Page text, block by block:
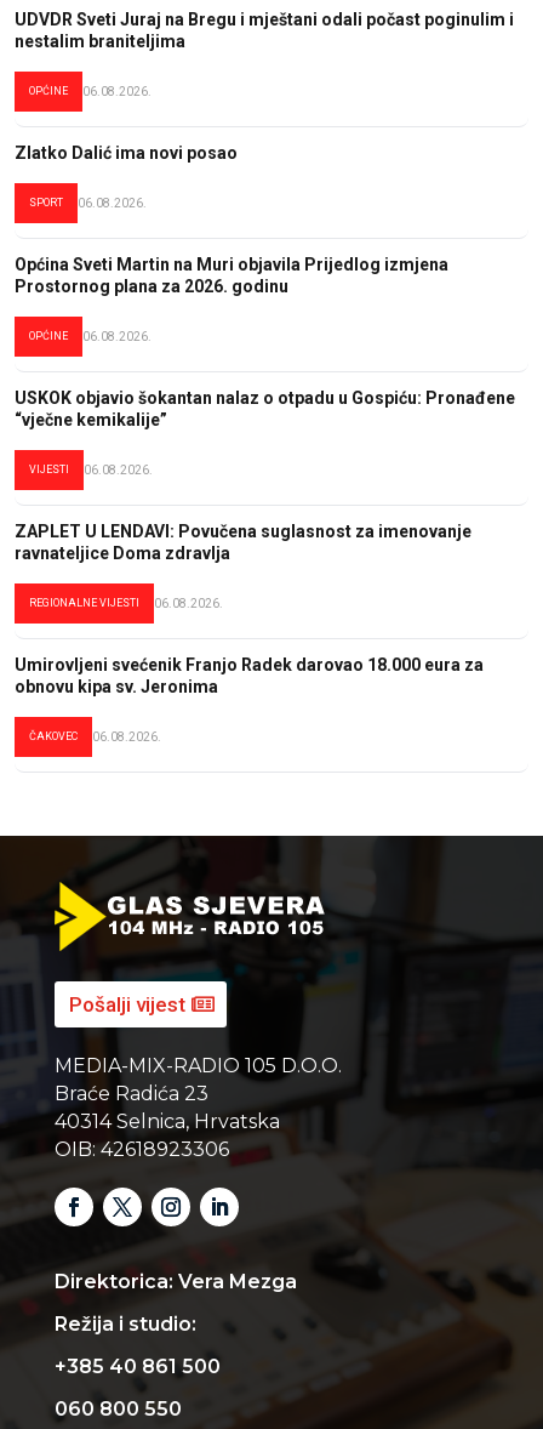
UDVDR Sveti Juraj na Bregu i mještani odali počast poginulim i
nestalim braniteljima
OPĆINE 06.08.2026.
Zlatko Dalić ima novi posao
SPORT 06.08.2026.
Općina Sveti Martin na Muri objavila Prijedlog izmjena
Prostornog plana za 2026. godinu
OPĆINE 06.08.2026.
USKOK objavio šokantan nalaz o otpadu u Gospiću: Pronađene
“vječne kemikalije”
VIJESTI 06.08.2026.
ZAPLET U LENDAVI: Povučena suglasnost za imenovanje
ravnateljice Doma zdravlja
REGIONALNE VIJESTI 06.08.2026.
Umirovljeni svećenik Franjo Radek darovao 18.000 eura za
obnovu kipa sv. Jeronima
ČAKOVEC 06.08.2026.
Pošalji vijest
MEDIA-MIX-RADIO 105 D.O.O.
Braće Radića 23
40314 Selnica, Hrvatska
OIB: 42618923306
Direktorica: Vera Mezga
Režija i studio:
+385 40 861 500
060 800 550